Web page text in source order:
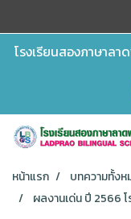
โรงเรียนสองภาษาล
หน้าแรก บทความทั้งห
ผลงานเด่น ปี 2566